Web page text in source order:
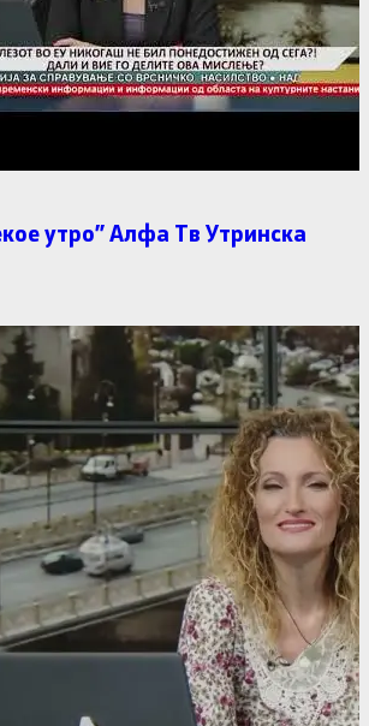
утро” Алфa Тв Утринска